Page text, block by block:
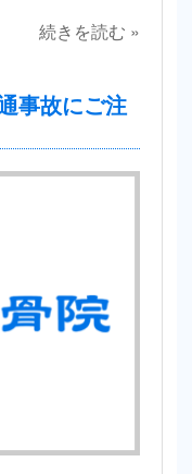
続きを読む »
事故にご注